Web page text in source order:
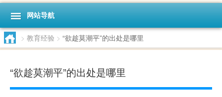
网站导航
> 教育经验 > “欲趁莫潮平”的出处是哪里
“欲趁莫潮平”的出处是哪里